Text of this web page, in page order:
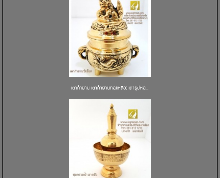
เตากำยาน เตากำยานทองเหลือง เตาธูปหอ...